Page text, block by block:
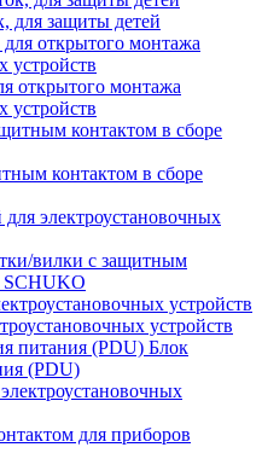
для защиты детей
открытого монтажа
устройств
контактом в сборе
электроустановочных
вилки с защитным
SCHUKO
устройств
Блок
(PDU)
для приборов